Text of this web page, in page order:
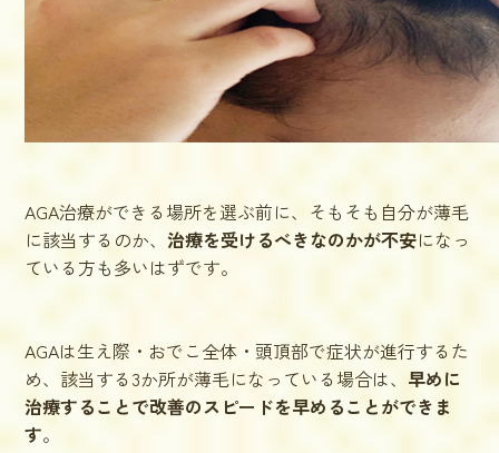
AGA治療ができる場所を選ぶ前に、そもそも自分が薄毛
に該当するのか、治療を受けるべきなのかが不安になっ
ている方も多いはずです。
AGAは生え際・おでこ全体・頭頂部で症状が進行するた
め、該当する3か所が薄毛になっている場合は、 早めに
治療することで改善のスピードを早めることができま
す。